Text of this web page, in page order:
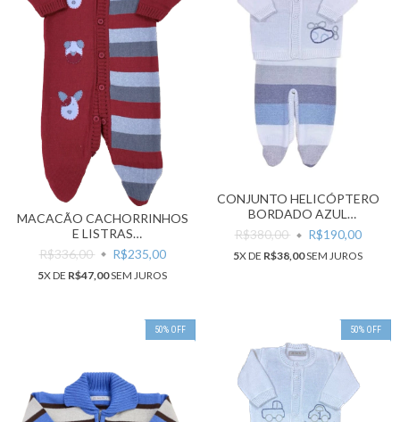
MACACÃO CACHORRINHOS
E LISTRAS
CEREJA/CINZA/GRAFITE
R$336,00 R$235,00
5X DE R$47,00SEM JUROS
CONJUNTO HELICÓPTERO
BORDADO AZUL
CLARO/BRANCO/CINZA
R$380,00 R$190,00
5X DE R$38,00SEM JUROS
50% OFF 50% OFF